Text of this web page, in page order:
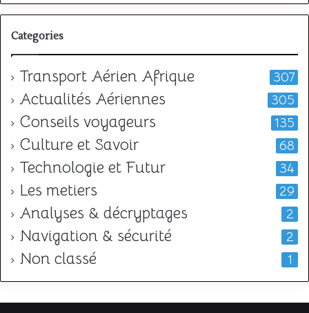
Categories
Transport Aérien Afrique 307
Actualités Aériennes 305
Conseils voyageurs 135
Culture et Savoir 68
Technologie et Futur 34
Les metiers 29
Analyses & décryptages 2
Navigation & sécurité 2
Non classé 1